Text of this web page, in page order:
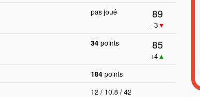
pas joué 89
−3 ▼
34 points 85
+4▲
184 points
12 / 10.8 / 42